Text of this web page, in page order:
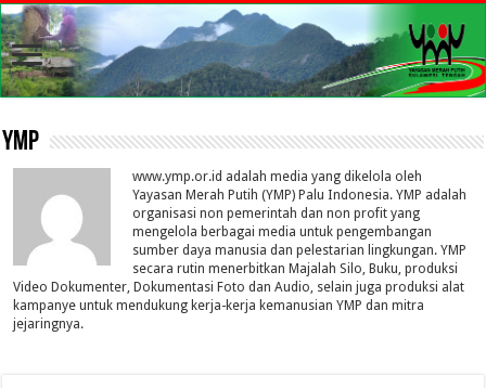
YMP
www.ymp.or.id adalah media yang dikelola oleh
Yayasan Merah Putih (YMP) Palu Indonesia. YMP adalah
organisasi non pemerintah dan non profit yang
mengelola berbagai media untuk pengembangan
sumber daya manusia dan pelestarian lingkungan. YMP
secara rutin menerbitkan Majalah Silo, Buku, produksi
Video Dokumenter, Dokumentasi Foto dan Audio, selain juga produksi alat
kampanye untuk mendukung kerja-kerja kemanusian YMP dan mitra
jejaringnya.